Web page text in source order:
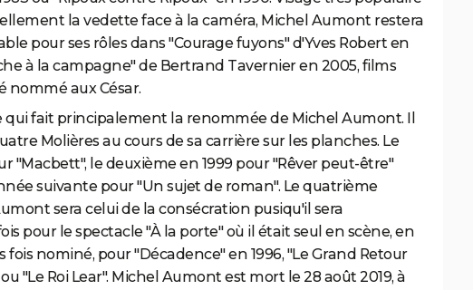
la vedette face à la caméra, Michel Aumont restera
pour ses rôles dans "Courage fuyons" d'Yves Robert en
à la campagne" de Bertrand Tavernier en 2005, films
nommé aux César.
qui fait principalement la renommée de Michel Aumont. Il
Molières au cours de sa carrière sur les planches. Le
"Macbett", le deuxième en 1999 pour "Rêver peut-être"
suivante pour "Un sujet de roman". Le quatrième
sera celui de la consécration pusiqu'il sera
pour le spectacle "À la porte" où il était seul en scène, en
fois nominé, pour "Décadence" en 1996, "Le Grand Retour
ou "Le Roi Lear". Michel Aumont est mort le 28 août 2019, à